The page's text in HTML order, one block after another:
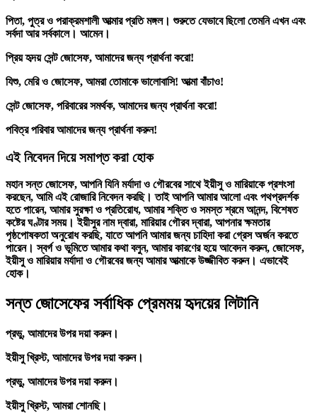
পিতা, পুত্র ও পরাক্রমশালী আত্মার প্রতি মঙ্গল। শুরুতে যেভাবে ছিলো তেমনি এখন এবং
সর্বদা আর সর্বকালে। আমেন।
প্রিয় হৃদয় সেন্ট জোসেফ, আমাদের জন্য প্রার্থনা করো!
যিশু, মেরি ও জোসেফ, আমরা তোমাকে ভালোবাসি! আত্মা বাঁচাও!
সেন্ট জোসেফ, পরিবারের সমর্থক, আমাদের জন্য প্রার্থনা করো!
পবিত্র পরিবার আমাদের জন্য প্রার্থনা করুন!
এই নিবেদন দিয়ে সমাপ্ত করা হোক
মহান সন্ত জোসেফ, আপনি যিনি মর্যাদা ও গৌরবের সাথে ইয়ীসু ও মারিয়াকে প্রশংসা
করছেন, আমি এই রোজারি নিবেদন করছি। তাই আপনি আমার আলো এবং পথপ্রদর্শক
হতে পারেন, আমার সুরক্ষা ও প্রতিরোধ, আমার শক্তি ও সমস্ত শ্রমে আনন্দ, বিশেষত
কষ্টের ঘণ্টার সময়। ইয়ীসুর নাম দ্বারা, মারিয়ার গৌরব দ্বারা, আপনার ক্ষমতার
পৃষ্ঠপোষকতা অনুরোধ করছি, যাতে আপনি আমার জন্য চাহিদা করা গ্রেস অর্জন করতে
পারেন। স্বর্গ ও ভূমিতে আমার কথা বলুন, আমার কারণের হয়ে আবেদন করুন, জোসেফ,
ইয়ীসু ও মারিয়ার মর্যাদা ও গৌরবের জন্য আমার আত্মাকে উজ্জীবিত করুন। এভাবেই
হোক।
সন্ত জোসেফের সর্বাধিক প্রেমময় হৃদয়ের লিটানি
প্রভু, আমাদের উপর দয়া করুন।
ইয়ীসু খ্রিস্ট, আমাদের উপর দয়া করুন।
প্রভু, আমাদের উপর দয়া করুন।
ইয়ীসু খ্রিস্ট, আমরা শোনছি।